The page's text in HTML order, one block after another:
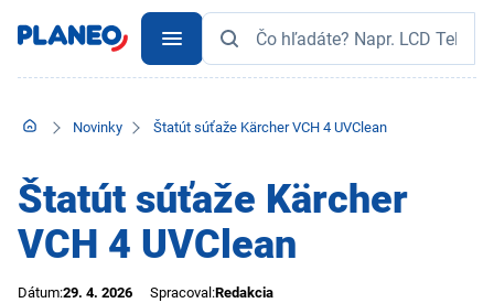
Novinky Štatút súťaže Kärcher VCH 4 UVClean
Štatút súťaže Kärcher
VCH 4 UVClean
Dátum:29. 4. 2026 Spracoval:Redakcia